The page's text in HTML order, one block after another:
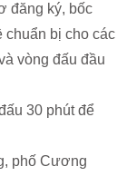
đăng ký, bốc
chuẩn bị cho các
vòng đấu đầu
30 phút để
phố Cương